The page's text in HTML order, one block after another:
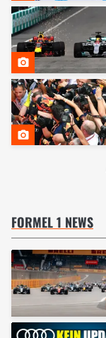
FORMEL 1 NEWS